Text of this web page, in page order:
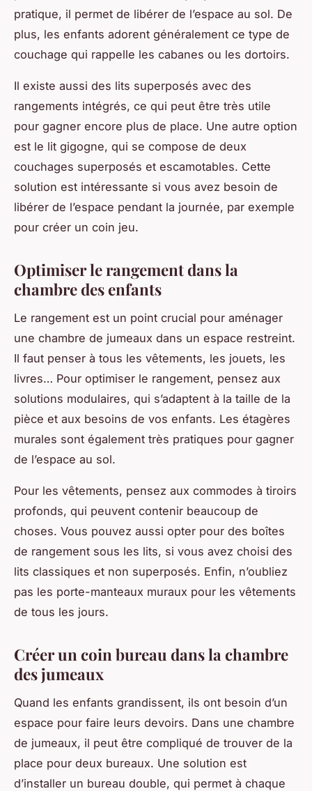
pratique, il permet de libérer de l’espace au sol. De
plus, les enfants adorent généralement ce type de
couchage qui rappelle les cabanes ou les dortoirs.
Il existe aussi des lits superposés avec des
rangements intégrés, ce qui peut être très utile
pour gagner encore plus de place. Une autre option
est le lit gigogne, qui se compose de deux
couchages superposés et escamotables. Cette
solution est intéressante si vous avez besoin de
libérer de l’espace pendant la journée, par exemple
pour créer un coin jeu.
Optimiser le rangement dans la
chambre des enfants
Le rangement est un point crucial pour aménager
une chambre de jumeaux dans un espace restreint.
Il faut penser à tous les vêtements, les jouets, les
livres… Pour optimiser le rangement, pensez aux
solutions modulaires, qui s’adaptent à la taille de la
pièce et aux besoins de vos enfants. Les étagères
murales sont également très pratiques pour gagner
de l’espace au sol.
Pour les vêtements, pensez aux commodes à tiroirs
profonds, qui peuvent contenir beaucoup de
choses. Vous pouvez aussi opter pour des boîtes
de rangement sous les lits, si vous avez choisi des
lits classiques et non superposés. Enfin, n’oubliez
pas les porte-manteaux muraux pour les vêtements
de tous les jours.
Créer un coin bureau dans la chambre
des jumeaux
Quand les enfants grandissent, ils ont besoin d’un
espace pour faire leurs devoirs. Dans une chambre
de jumeaux, il peut être compliqué de trouver de la
place pour deux bureaux. Une solution est
d’installer un bureau double, qui permet à chaque